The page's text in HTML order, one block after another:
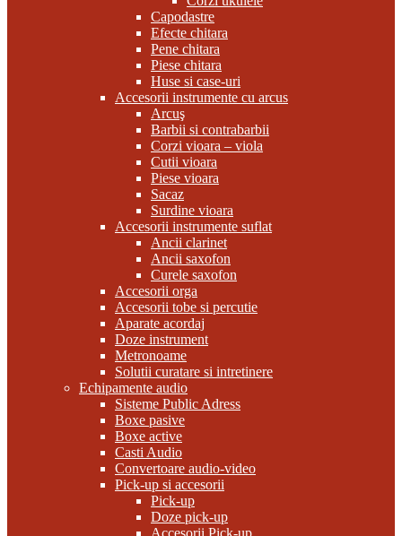
Capodastre
Efecte chitara
Pene chitara
Piese chitara
Huse si case-uri
Accesorii instrumente cu arcus
Arcuş
Barbii si contrabarbii
Corzi vioara – viola
Cutii vioara
Piese vioara
Sacaz
Surdine vioara
Accesorii instrumente suflat
Ancii clarinet
Ancii saxofon
Curele saxofon
Accesorii orga
Accesorii tobe si percutie
Aparate acordaj
Doze instrument
Metronoame
Solutii curatare si intretinere
Echipamente audio
Sisteme Public Adress
Boxe pasive
Boxe active
Casti Audio
Convertoare audio-video
Pick-up si accesorii
Pick-up
Doze pick-up
Accesorii Pick-up